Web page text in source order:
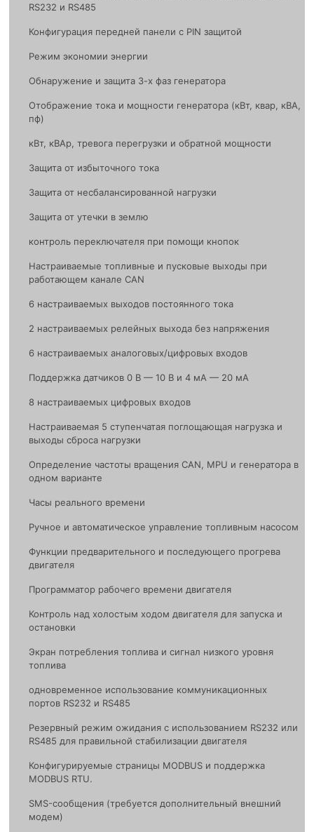
RS232 и RS485
Конфигурация передней панели с PIN защитой
Режим экономии энергии
Обнаружение и защита 3-х фаз генератора
Отображение тока и мощности генератора (кВт, квар, кВА,
пф)
кВт, кВАр, тревога перегрузки и обратной мощности
Защита от избыточного тока
Защита от несбалансированной нагрузки
Защита от утечки в землю
контроль переключателя при помощи кнопок
Настраиваемые топливные и пусковые выходы при
работающем канале CAN
6 настраиваемых выходов постоянного тока
2 настраиваемых релейных выхода без напряжения
6 настраиваемых аналоговых/цифровых входов
Поддержка датчиков 0 В — 10 В и 4 мА — 20 мА
8 настраиваемых цифровых входов
Настраиваемая 5 ступенчатая поглощающая нагрузка и
выходы сброса нагрузки
Определение частоты вращения CAN, MPU и генератора в
одном варианте
Часы реального времени
Ручное и автоматическое управление топливным насосом
Функции предварительного и последующего прогрева
двигателя
Программатор рабочего времени двигателя
Контроль над холостым ходом двигателя для запуска и
остановки
Экран потребления топлива и сигнал низкого уровня
топлива
одноврeменное использование коммуникационных
портов RS232 и RS485
Резервный режим ожидания с использованием RS232 или
RS485 для правильной стабилизации двигателя
Конфигурируемые страницы MODBUS и поддержка
MODBUS RTU.
SMS-сообщения (требуется дополнительный внешний
модем)